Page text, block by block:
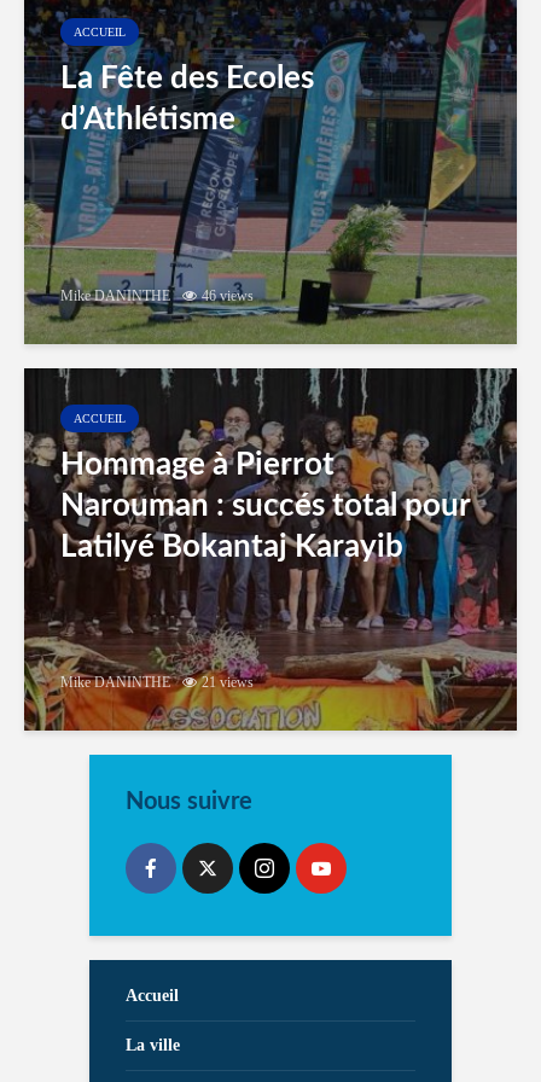
ACCUEIL
La Fête des Ecoles
d’Athlétisme
Mike DANINTHE 46 views
ACCUEIL
Hommage à Pierrot
Narouman : succés total pour
Latilyé Bokantaj Karayib
Mike DANINTHE 21 views
Nous suivre
Accueil
La ville